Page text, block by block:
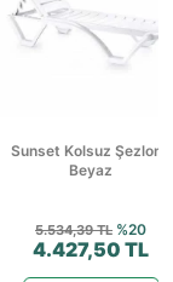
Sunset Kolsuz Şezlong
Beyaz
5.534,39 TL %20
4.427,50 TL